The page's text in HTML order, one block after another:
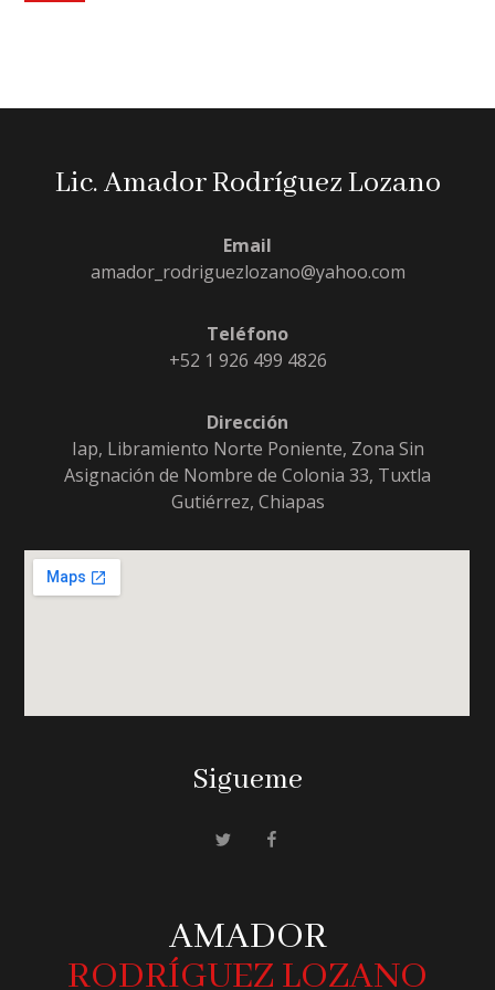
Lic. Amador Rodríguez Lozano
Email
amador_rodriguezlozano@yahoo.com
Teléfono
+52 1 926 499 4826
Dirección
Iap, Libramiento Norte Poniente, Zona Sin
Asignación de Nombre de Colonia 33, Tuxtla
Gutiérrez, Chiapas
Sigueme
AMADOR
RODRÍGUEZ LOZANO